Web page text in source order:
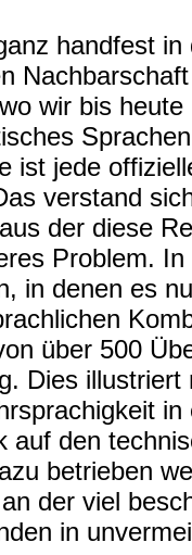
handfest
wir bis
ist jede
verstand
der diese
Problem.
in denen es
über 500
Dies
auf den
betrieben
der viel
in